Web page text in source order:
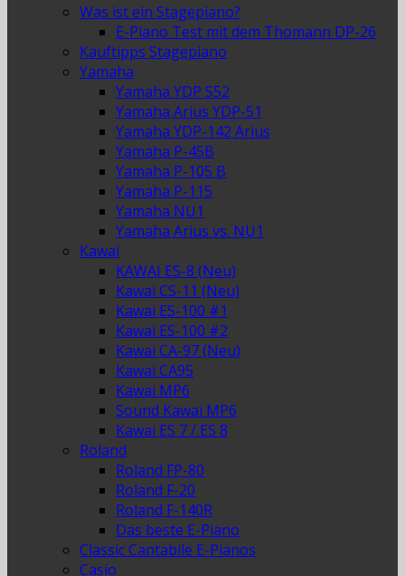
Was ist ein Stagepiano?
E-Piano Test mit dem Thomann DP-26
Kauftipps Stagepiano
Yamaha
Yamaha YDP S52
Yamaha Arius YDP-51
Yamaha YDP-142 Arius
Yamaha P-45B
Yamaha P-105 B
Yamaha P-115
Yamaha NU1
Yamaha Arius vs. NU1
Kawai
KAWAI ES-8 (Neu)
Kawai CS-11 (Neu)
Kawai ES-100 #1
Kawai ES-100 #2
Kawai CA-97 (Neu)
Kawai CA95
Kawai MP6
Sound Kawai MP6
Kawai ES 7 / ES 8
Roland
Roland FP-80
Roland F-20
Roland F-140R
Das beste E-Piano
Classic Cantabile E-Pianos
Casio